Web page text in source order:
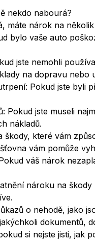
nekdo nabourá?
máte nárok na
bylo vaše auto
jste nemohli
na dopravu nebo
Pokud jste byli
Pokud jste museli
nákladů.
škody, které vám
vám pomůže
váš nárok
nároku na
o nehodě, jako
dokumentů,
si nejste jisti, jak